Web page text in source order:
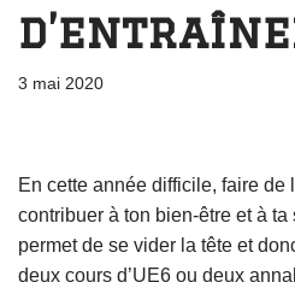
3 mai 2020
En cette année difficile, faire de
contribuer à ton bien-être et à
permet de se vider la tête et
deux cours d’UE6 ou deux